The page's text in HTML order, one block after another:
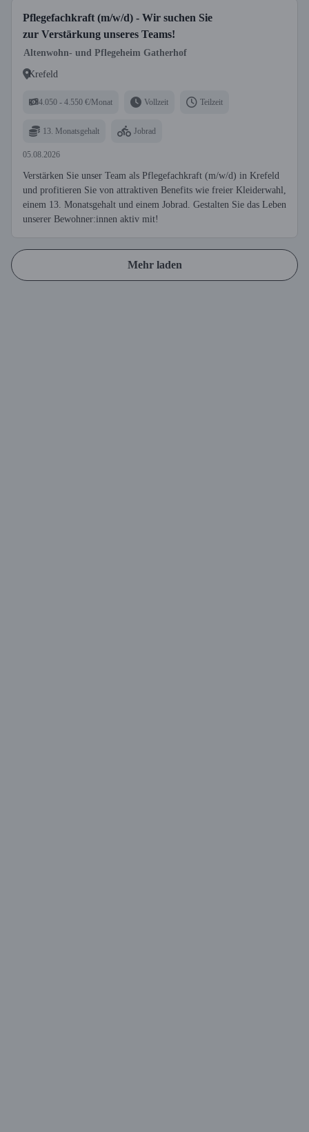
Pflegefachkraft (m/w/d) - Wir suchen Sie
zur Verstärkung unseres Teams!
Altenwohn- und Pflegeheim Gatherhof
Krefeld
4.050 - 4.550 €/Monat Vollzeit Teilzeit
13. Monatsgehalt Jobrad
05.08.2026
Verstärken Sie unser Team als Pflegefachkraft (m/w/d) in Krefeld
und profitieren Sie von attraktiven Benefits wie freier Kleiderwahl,
einem 13. Monatsgehalt und einem Jobrad. Gestalten Sie das Leben
unserer Bewohner:innen aktiv mit!
Mehr laden